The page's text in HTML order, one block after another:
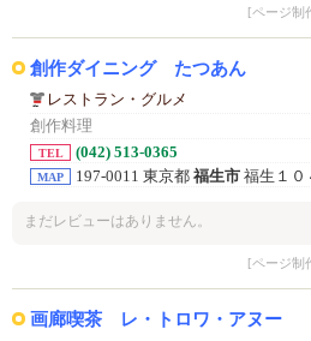
[ページ制
創作ダイニング たつあん
レストラン・グルメ
創作料理
TEL (042) 513-0365
MAP 197-0011 東京都 福生市 福生１０
まだレビューはありません。
[ページ制
画廊喫茶 レ・トロワ・アヌー